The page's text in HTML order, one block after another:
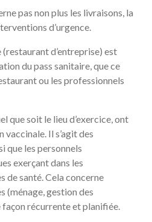
pas non plus les livraisons, la
d’urgence.
d’entreprise) est
du pass sanitaire, que ce
ou les professionnels
que soit le lieu d’exercice, ont
Il s’agit des
que les personnels
exerçant dans les
de santé. Cela concerne
(ménage, gestion des
récurrente et planifiée.